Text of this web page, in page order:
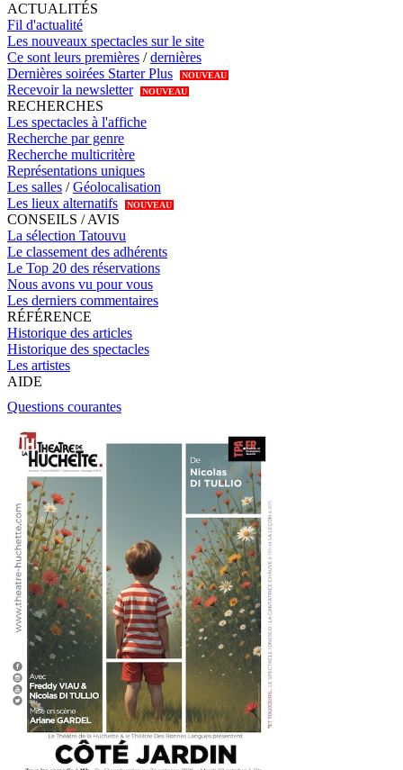
ACTUALITÉS
Fil d'actualité
Les nouveaux spectacles sur le site
Ce sont leurs premières /dernières
Dernières soirées Starter Plus
NOUVEAU
Recevoir la newsletter NOUVEAU
RECHERCHES
Les spectacles à l'affiche
Recherche par genre
Recherche multicritère
Représentations uniques
Les salles /Géolocalisation
Les lieux alternatifs
NOUVEAU
CONSEILS / AVIS
La sélection Tatouvu
Le classement des adhérents
Le Top 20 des réservations
Nous avons vu pour vous
Les derniers commentaires
RÉFÉRENCE
Historique des articles
Historique des spectacles
Les artistes
AIDE
Questions courantes